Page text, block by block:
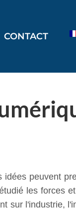
CONTACT
peuvent
les forces
sur l'industrie,